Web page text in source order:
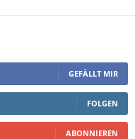
GEFÄLLT MIR
FOLGEN
ABONNIEREN